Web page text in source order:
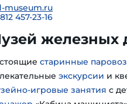
museum.ru
457-23-16
железных
старинные
экскурсии и
игровые занятия с